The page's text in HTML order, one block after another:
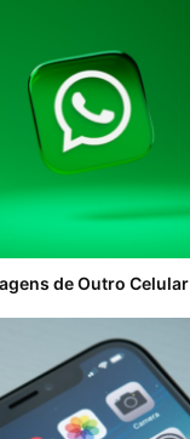
de Outro Celular